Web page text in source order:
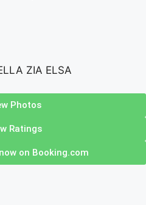
Photos
Ratings
on Booking.com